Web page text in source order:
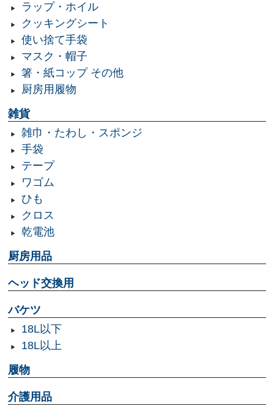
ラップ・ホイル
クッキングシート
使い捨て手袋
マスク・帽子
箸・紙コップ その他
厨房用履物
雑貨
雑巾・たわし・スポンジ
手袋
テープ
ワゴム
ひも
クロス
乾電池
厨房用品
ヘッド交換用
バケツ
18L以下
18L以上
履物
介護用品